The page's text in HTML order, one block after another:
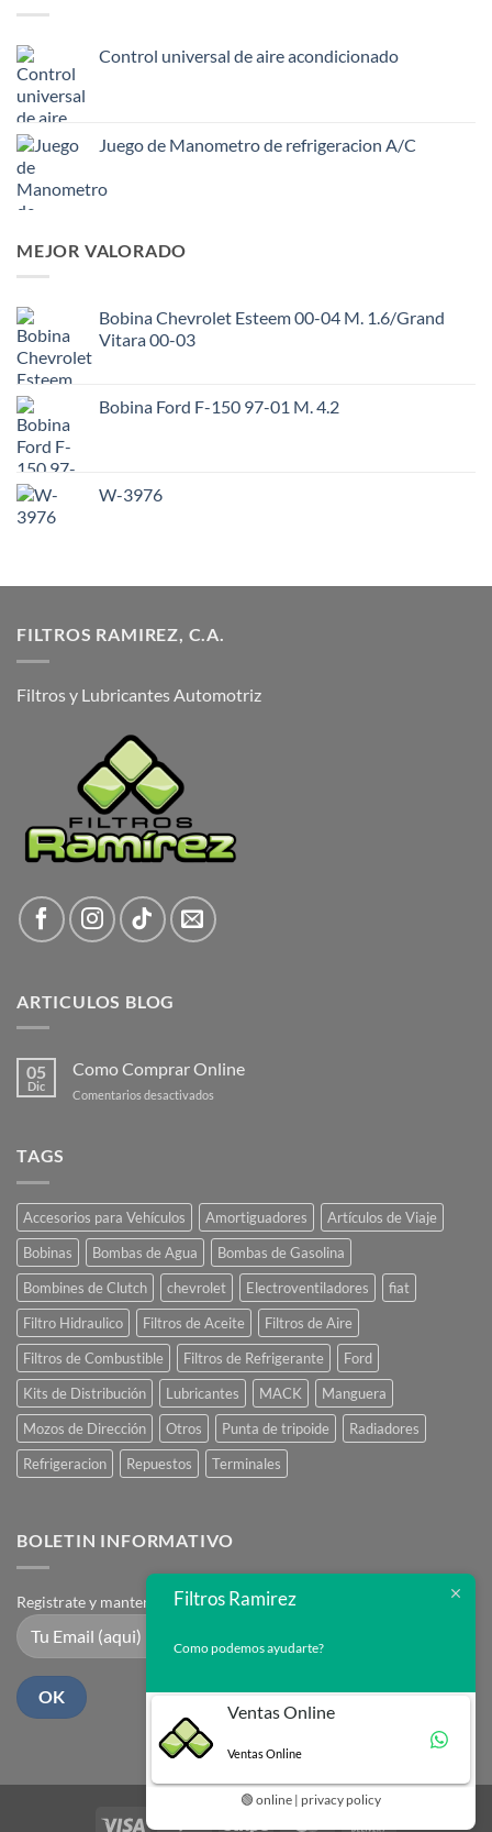
Control universal de aire acondicionado
Juego de Manometro de refrigeracion A/C
MEJOR VALORADO
Bobina Chevrolet Esteem 00-04 M. 1.6/Grand
Vitara 00-03
Bobina Ford F-150 97-01 M. 4.2
W-3976
FILTROS RAMIREZ, C.A.
Filtros y Lubricantes Automotriz
ARTICULOS BLOG
05
Dic
Como Comprar Online
Comentarios desactivados
TAGS
Accesorios para Vehículos Amortiguadores
Artículos de Viaje
Bobinas
Bombas de Agua
Bombas de Gasolina
Bombines de Clutch
chevrolet Electroventiladores
fiat
Filtro Hidraulico
Filtros de Aceite
Filtros de Aire
Filtros de Combustible
Filtros de Refrigerante
Ford
Kits de Distribución
Lubricantes MACK
Manguera
Mozos de Dirección
Otros Punta de tripoide
Radiadores
Refrigeracion
Repuestos Terminales
BOLETIN INFORMATIVO
Registrate y mantente en contacto
Visa
Filtros Ramirez
Como podemos ayudarte?
Ventas Online
Ventas Online
🟢 online | privacy policy